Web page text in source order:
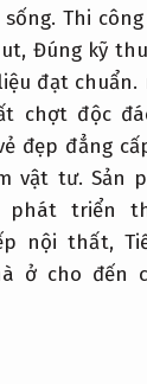
Thi
Đúng kỹ
đạt chuẩn.
chợt độc
đẹp đẳng
vật tư. Sản
phát triển
nội thất,
ở cho đến